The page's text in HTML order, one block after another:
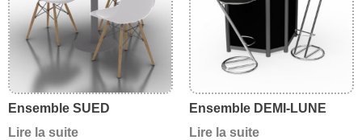
Ensemble SUED
Lire la suite
Ensemble DEMI-LUNE
Lire la suite